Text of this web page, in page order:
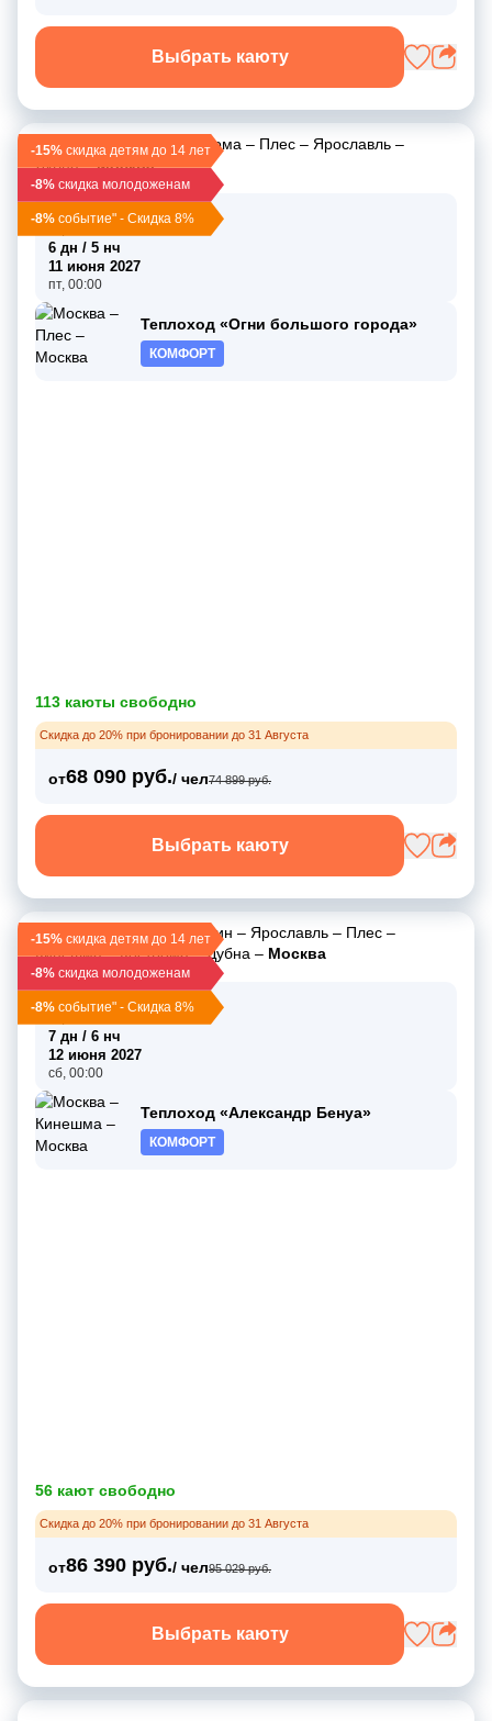
Выбрать каюту
-15% скидка детям до 14 лет
-8% скидка молодоженам
-8% событие" - Скидка 8%
Москва –Углич–Кострома – Плес – Ярославль –
Дубна–Москва
06 июня 2027
6 дн / 5 нч
11 июня 2027
пт, 00:00
Теплоход «Огни большого города»
КОМФОРТ
113 каюты свободно
Скидка до 20% при бронировании до 31 Августа
от68 090 руб./ чел74 899 руб.
Выбрать каюту
-15% скидка детям до 14 лет
-8% скидка молодоженам
-8% событие" - Скидка 8%
Москва –Углич–Мышкин – Ярославль – Плес –
Кинешма–Кострома–Дубна – Москва
06 июня 2027
7 дн / 6 нч
12 июня 2027
сб, 00:00
Теплоход «Александр Бенуа»
КОМФОРТ
56 кают свободно
Скидка до 20% при бронировании до 31 Августа
от86 390 руб./ чел95 029 руб.
Выбрать каюту